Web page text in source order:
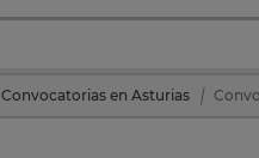
Convocatorias en Asturias